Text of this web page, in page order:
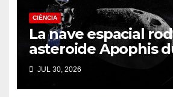
CIÉNCIA
La nave espacial
asteroide Apophis
fatídico sobrevuelo
Tierra en 2029
JUL 30, 2026